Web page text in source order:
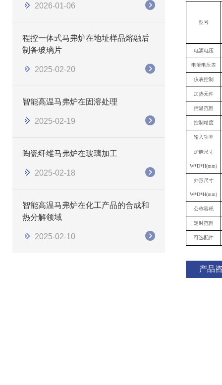
2026-01-06
程控一体式马弗炉在地址样品熔融后
制备玻璃片
2025-02-20
智能高温马弗炉在固溶处理
2025-02-19
陶瓷纤维马弗炉在玻璃加工
2025-02-18
智能高温马弗炉在化工产品的合成和
热分解领域
2025-02-10
型号
电源电压
电流电压表
仪表控制
加热元件
控温范围
控制精度
输入功率
炉膛尺寸
W*D*H(mm)
外形尺寸
W*D*H(mm)
公称容积
定时范围
可选配件
产品